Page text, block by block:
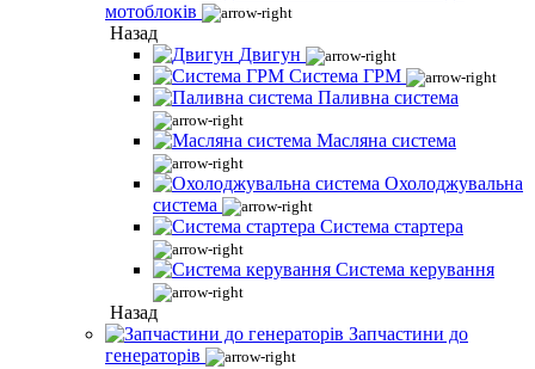
мотоблоків
Назад
Двигун
Система ГРМ
Паливна система
Масляна система
Охолоджувальна
система
Система стартера
Система керування
Назад
Запчастини до
генераторів